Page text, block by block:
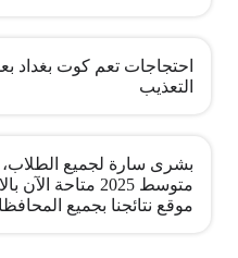
احتجاجات تعم كوت
التعذيب
بشرى سارة لجميع الطلاب،
متوسط 2025
موقع نتائجنا بجميع